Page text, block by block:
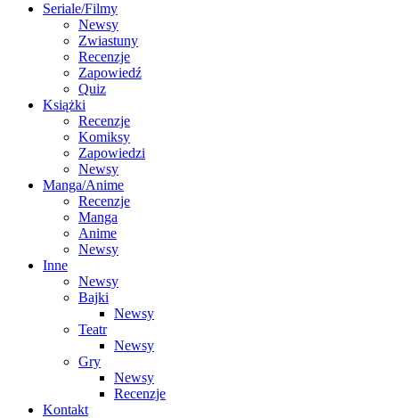
Seriale/Filmy
Newsy
Zwiastuny
Recenzje
Zapowiedź
Quiz
Książki
Recenzje
Komiksy
Zapowiedzi
Newsy
Manga/Anime
Recenzje
Manga
Anime
Newsy
Inne
Newsy
Bajki
Newsy
Teatr
Newsy
Gry
Newsy
Recenzje
Kontakt